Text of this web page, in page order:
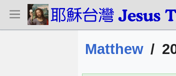
Matthew /